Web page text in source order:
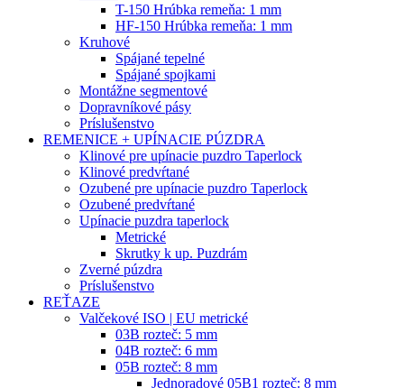
T-150 Hrúbka remeňa: 1 mm
HF-150 Hrúbka remeňa: 1 mm
Kruhové
Spájané tepelné
Spájané spojkami
Montážne segmentové
Dopravníkové pásy
Príslušenstvo
REMENICE + UPÍNACIE PÚZDRA
Klinové pre upínacie puzdro Taperlock
Klinové predvŕtané
Ozubené pre upínacie puzdro Taperlock
Ozubené predvŕtané
Upínacie puzdra taperlock
Metrické
Skrutky k up. Puzdrám
Zverné púzdra
Príslušenstvo
REŤAZE
Valčekové ISO | EU metrické
03B rozteč: 5 mm
04B rozteč: 6 mm
05B rozteč: 8 mm
Jednoradové 05B1 rozteč: 8 mm